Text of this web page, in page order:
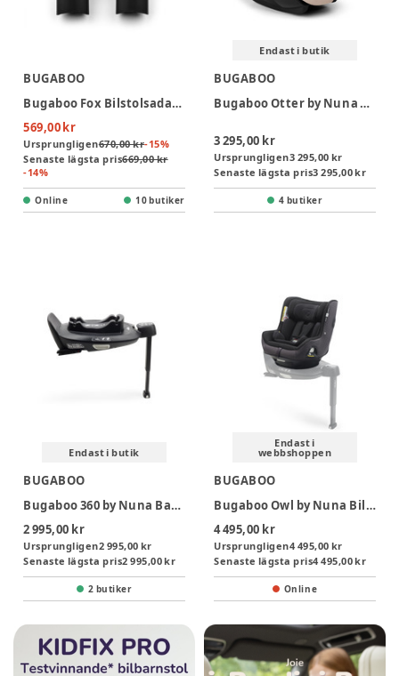
BUGABOO
Bugaboo Fox Bilstolsadapter - Black
569,00 kr
Ursprungligen670,00 kr-15%
Senaste lägsta pris669,00 kr
-14%
Online 10 butiker
Endast i butik
BUGABOO
Bugaboo Otter by Nuna Babyskydd - Desert Taupe Melange
3 295,00 kr
Ursprungligen3 295,00 kr
Senaste lägsta pris3 295,00 kr
4 butiker
Endast i butik
BUGABOO
Bugaboo 360 by Nuna Bas - Black
2 995,00 kr
Ursprungligen2 995,00 kr
Senaste lägsta pris2 995,00 kr
2 butiker
Endast i
webbshoppen
BUGABOO
Bugaboo Owl by Nuna Bilbarnstol - Black
4 495,00 kr
Ursprungligen4 495,00 kr
Senaste lägsta pris4 495,00 kr
Online